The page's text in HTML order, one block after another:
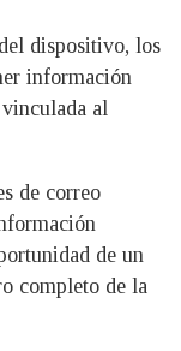
dispositivo, los
información
al
de correo
de un
completo de la